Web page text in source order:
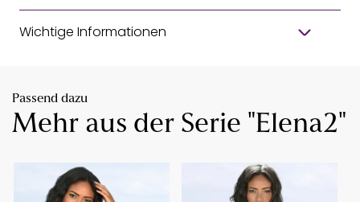
Wichtige Informationen
Passend dazu
Mehr aus der Serie "Elena2"